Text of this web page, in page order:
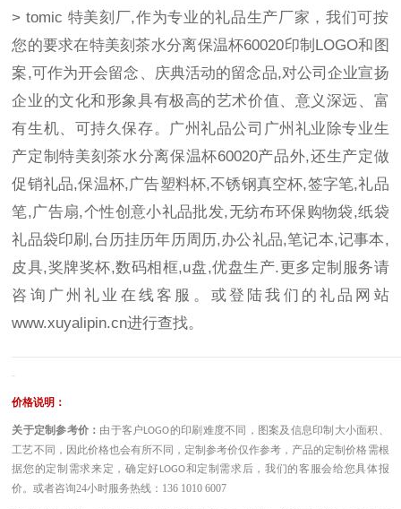
>tomic 特美刻 厂,作为专业的礼品生产厂家，我们可按
您的要求在特美刻茶水分离保温杯60020印制LOGO和图
案,可作为开会留念、庆典活动的留念品,对公司企业宣扬
企业的文化和形象具有极高的艺术价值、意义深远、富
有生机、可持久保存。广州礼品公司广州礼业除专业生
产定制特美刻茶水分离保温杯60020产品外,还生产定做
促销礼品,保温杯,广告塑料杯,不锈钢真空杯,签字笔,礼品
笔,广告扇,个性创意小礼品批发,无纺布环保购物袋,纸袋
礼品袋印刷,台历挂历年历周历,办公礼品,笔记本,记事本,
皮具,奖牌奖杯,数码相框,u盘,优盘生产.更多定制服务请
咨询广州礼业在线客服。或登陆我们的礼品网站
www.xuyalipin.cn进行查找。
-
价格说明：
关于定制参考价： 由于客户LOGO的印刷难度不同，图案及信息印制大小面积、
工艺不同，因此价格也会有所不同，定制参考价仅作参考，产品的定制价格需根
据您的定制需求来定，确定好 LOGO和定制需求后，我们的客服会给您具体报
价。或者咨询24小时服务热线：136 1010 6007